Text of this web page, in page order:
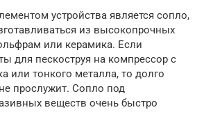
устройства является сопло,
из высокопрочных
или керамика. Если
для пескоструя на компрессор с
или тонкого металла, то долго
прослужит. Сопло под
веществ очень быстро